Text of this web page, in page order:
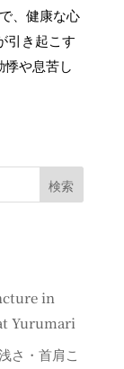
、健康な心
引き起こす
や息苦し
検索
in
Yurumari
さ・首肩こ